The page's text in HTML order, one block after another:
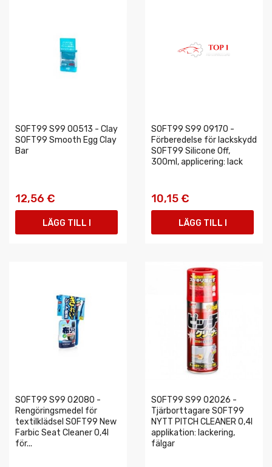
SOFT99 S99 00513 - Clay
SOFT99 Smooth Egg Clay
Bar
12,56 €
LÄGG TILL I
SOFT99 S99 09170 -
Förberedelse för lackskydd
SOFT99 Silicone Off,
300ml, applicering: lack
10,15 €
LÄGG TILL I
SOFT99 S99 02080 -
Rengöringsmedel för
textilklädsel SOFT99 New
Farbic Seat Cleaner 0,4l
för...
SOFT99 S99 02026 -
Tjärborttagare SOFT99
NYTT PITCH CLEANER 0,4l
applikation: lackering,
fälgar